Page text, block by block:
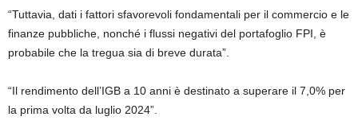
“Tuttavia, dati i fattori sfavorevoli fondamentali per il commercio e le
finanze pubbliche, nonché i flussi negativi del portafoglio FPI, è
probabile che la tregua sia di breve durata”.
“Il rendimento dell’IGB a 10 anni è destinato a superare il 7,0% per
la prima volta da luglio 2024”.